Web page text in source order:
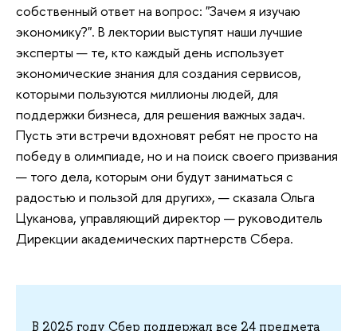
собственный ответ на вопрос: "Зачем я изучаю
экономику?". В лектории выступят наши лучшие
эксперты — те, кто каждый день использует
экономические знания для создания сервисов,
которыми пользуются миллионы людей, для
поддержки бизнеса, для решения важных задач.
Пусть эти встречи вдохновят ребят не просто на
победу в олимпиаде, но и на поиск своего призвания
— того дела, которым они будут заниматься с
радостью и пользой для других», — сказала Ольга
Цуканова, управляющий директор — руководитель
Дирекции академических партнерств Сбера.
В 2025 году Сбер поддержал все 24 предмета